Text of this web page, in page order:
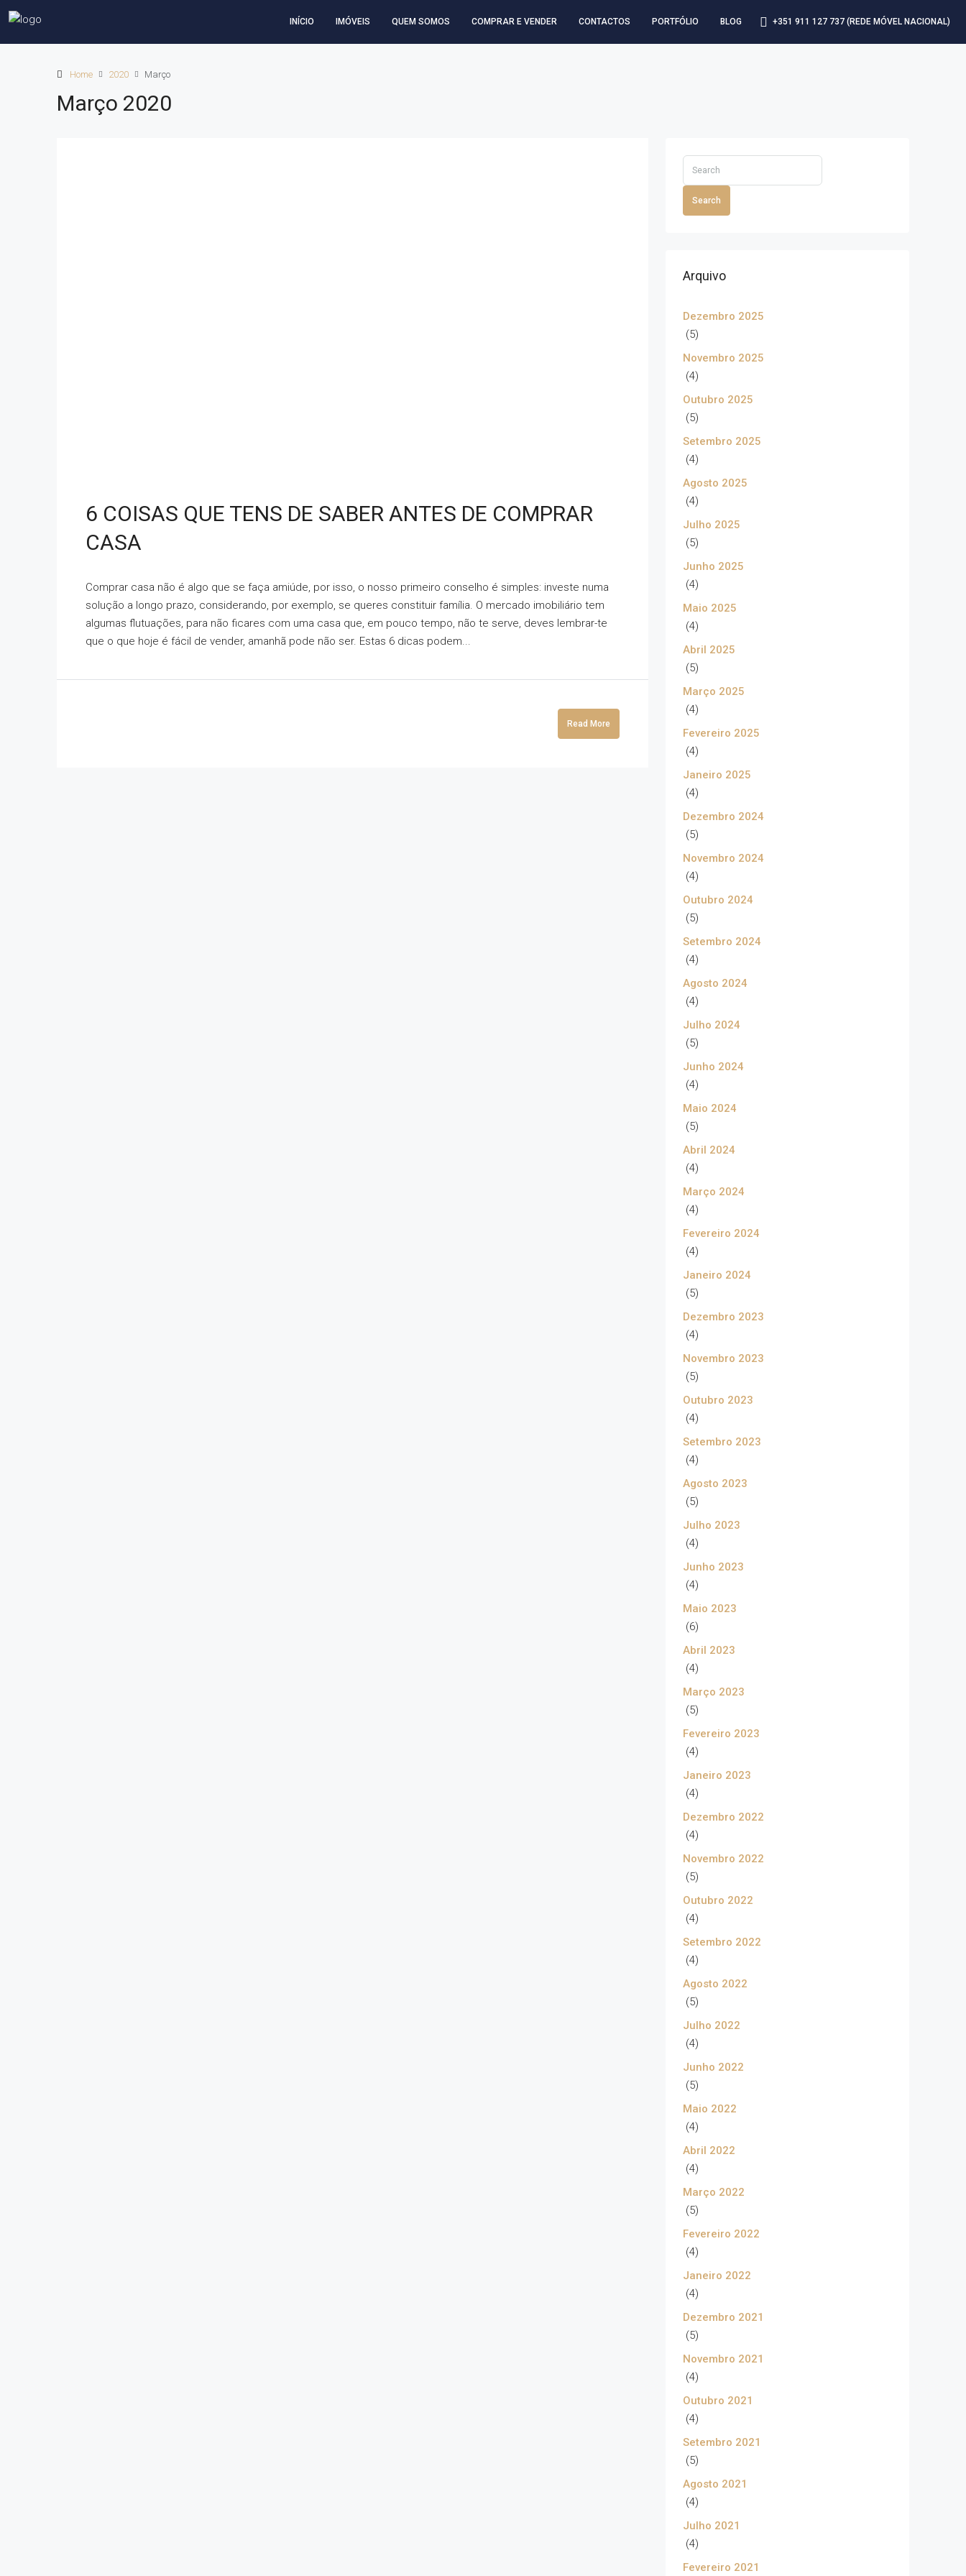
INÍCIO IMÓVEIS QUEM SOMOS COMPRAR E VENDER CONTACTOS PORTFÓLIO BLOG +351 911 127 737 (REDE MÓVEL NACIONAL)
Home 2020 Março
Março 2020
6 COISAS QUE TENS DE SABER ANTES DE COMPRAR
CASA
Comprar casa não é algo que se faça amiúde, por isso, o nosso primeiro conselho é simples: investe numa
solução a longo prazo, considerando, por exemplo, se queres constituir família. O mercado imobiliário tem
algumas flutuações, para não ficares com uma casa que, em pouco tempo, não te serve, deves lembrar-te
que o que hoje é fácil de vender, amanhã pode não ser. Estas 6 dicas podem...
Read More
Search
Arquivo
Dezembro 2025
(5)
Novembro 2025
(4)
Outubro 2025
(5)
Setembro 2025
(4)
Agosto 2025
(4)
Julho 2025
(5)
Junho 2025
(4)
Maio 2025
(4)
Abril 2025
(5)
Março 2025
(4)
Fevereiro 2025
(4)
Janeiro 2025
(4)
Dezembro 2024
(5)
Novembro 2024
(4)
Outubro 2024
(5)
Setembro 2024
(4)
Agosto 2024
(4)
Julho 2024
(5)
Junho 2024
(4)
Maio 2024
(5)
Abril 2024
(4)
Março 2024
(4)
Fevereiro 2024
(4)
Janeiro 2024
(5)
Dezembro 2023
(4)
Novembro 2023
(5)
Outubro 2023
(4)
Setembro 2023
(4)
Agosto 2023
(5)
Julho 2023
(4)
Junho 2023
(4)
Maio 2023
(6)
Abril 2023
(4)
Março 2023
(5)
Fevereiro 2023
(4)
Janeiro 2023
(4)
Dezembro 2022
(4)
Novembro 2022
(5)
Outubro 2022
(4)
Setembro 2022
(4)
Agosto 2022
(5)
Julho 2022
(4)
Junho 2022
(5)
Maio 2022
(4)
Abril 2022
(4)
Março 2022
(5)
Fevereiro 2022
(4)
Janeiro 2022
(4)
Dezembro 2021
(5)
Novembro 2021
(4)
Outubro 2021
(4)
Setembro 2021
(5)
Agosto 2021
(4)
Julho 2021
(4)
Fevereiro 2021